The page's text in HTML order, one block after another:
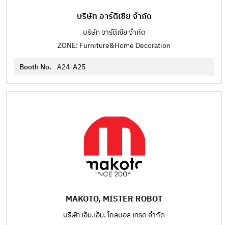
บริษัท อาร์ดีเซีย จำกัด
บริษัท อาร์ดีเซีย จำกัด
ZONE: Furniture&Home Decoration
Booth No. A24-A25
MAKOTO, MISTER ROBOT
บริษัท เอ็ม.เอ็ม. โกลบอล เทรด จำกัด